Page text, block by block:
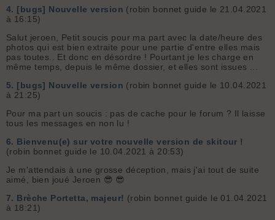
4. [bugs] Nouvelle version (robin bonnet guide le 21.04.2021
à 16:15)
Salut jeroen, Petit soucis pour ma part avec la date/heure des
photos qui est bien extraite pour une partie d'entre elles mais
pas toutes.. Et donc en désordre ! Pourtant je les charge en
même temps, depuis le même dossier, et elles sont issues ...
5. [bugs] Nouvelle version (robin bonnet guide le 10.04.2021
à 21:25)
Pour ma part un soucis : pas de cache pour le forum ? Il laisse
tous les messages en non lu !
6. Bienvenu(e) sur votre nouvelle version de skitour !
(robin bonnet guide le 10.04.2021 à 20:53)
Je m'attendais à une grosse déception, mais j'ai tout de suite
aimé, bien joué Jeroen 😎 😎
7. Brèche Portetta, majeur! (robin bonnet guide le 01.04.2021
à 18:21)